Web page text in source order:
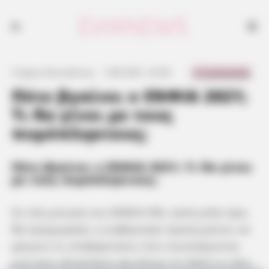
Πότε βγαίνει ο ΕΝΦΙΑ 2021;
Τι θα γίνει με τους
πυρόπληκτους;
Πότε βγαίνει ο ΕΝΦΙΑ 2021; Τι θα γίνει
για τους ιδιοκτήτες ακινήτων το 2022 οι νέες